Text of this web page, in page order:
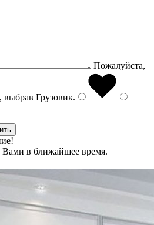
Пожалуйста,
выбрав Грузовик.
в ближайшее время.